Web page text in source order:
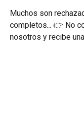
Muchos son
completos... 👉 No
nosotros y recibe